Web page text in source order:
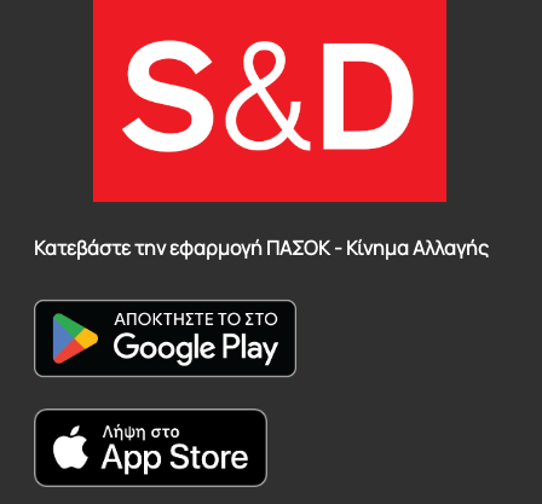
Κατεβάστε την εφαρμογή ΠΑΣΟΚ - Κίνημα Αλλαγής